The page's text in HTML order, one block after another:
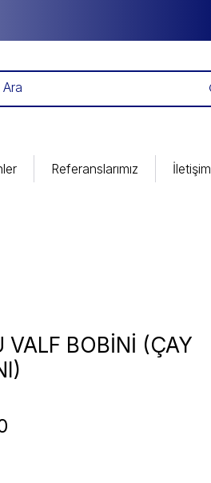
Referanslarımız İletişim
VALF BOBİNİ (ÇAY